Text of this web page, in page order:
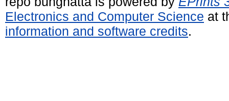
Electronics and Computer Science at
information and software credits.